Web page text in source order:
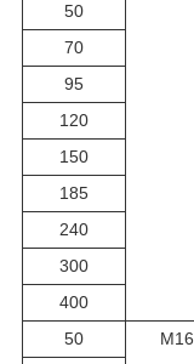
50
70
95
120
150
185
240
300
400
50
М16